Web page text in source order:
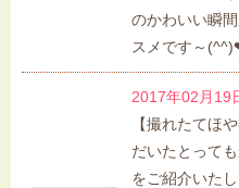
のかわいい瞬
スメです～
2017年02月19
【撮れたてほ
だいたとって
をご紹介いた